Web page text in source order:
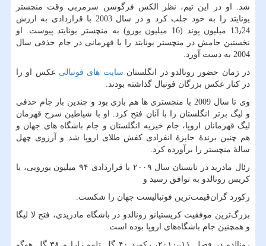
شد. او در این تیم، نظر الکس فرگوسن سرمربی وقت منچستر
یونایتد را به خود جلب کرد و در سال 2003 با قراردادی به ارزش
13٫24 میلیون پوند (16 میلیون یورو) به منچستر یونایتد پیوست. او
نخستین جامش در منچستر یونایتد را با قهرمانی در جام حذفی سال
2004 به دست آورد.
در زمان حضور رونالدو در انگلستان سایت های فوتبالی عکس او را
در کنار عکس بزرگان فوتبال گذاشته بودند.
وی تا سال 2009 با منچستری ها هم بازی بود و چندین بار جام حذفی
و لیگ برتر انگلستان را با آنان فتح کرد. او با شیاطین سرخ قهرمان
لیگ قهرمانان اروپا، جام خیریه انگلستان و جام باشگاه های جهان و
هم چنین برندهٔ جایزهٔ انفرادی کفش طلای اروپا شد و آرزوی چهل
سالهٔ منچستر را برآورده کرد.
رئال مادرید در تابستان سال ۲۰۰۹ با قراردادی ۹۴ میلیون یورویی، با
کریس رونالدو به توافق رسید و
رکورد گران‌قیمت‌ترین فوتبالیست جهان را شکست.
بزرگ‌ترین موفقیت کریستیانو رونالدو در باشگاه مادریدی، فتح لا لیگا
و همچنین جام باشگاه‌های اروپا بوده است.
رونالدو در فصل ۱۱–۲۰۱۰، رکورد ۴۰ گل تلمو زارا و ۳۸ گل هوگو